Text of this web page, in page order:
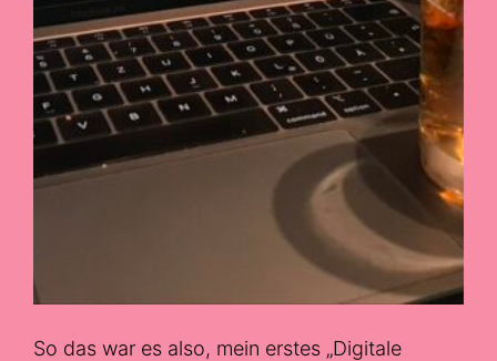
So das war es also, mein erstes „Digitale